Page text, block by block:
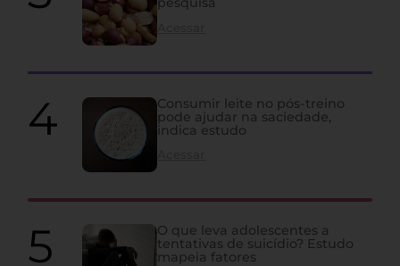
Consumir leite no pós-treino
pode ajudar na saciedade,
indica estudo
O que leva adolescentes a
tentativas de suicídio? Estudo
mapeia fatores